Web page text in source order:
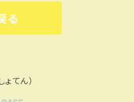
る
てん）